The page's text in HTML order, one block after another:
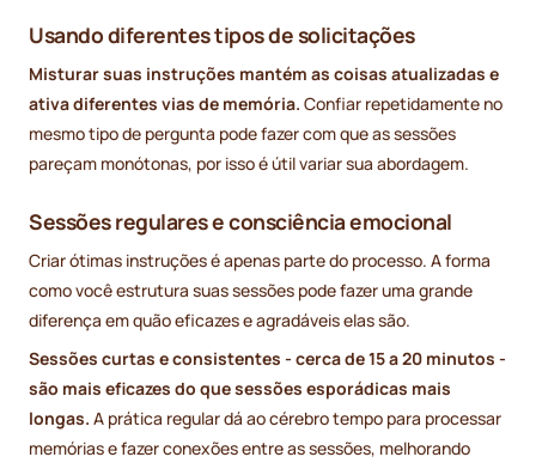
Usando diferentes tipos de solicitações
Misturar suas instruções mantém as coisas atualizadas e
ativa diferentes vias de memória. Confiar repetidamente no
mesmo tipo de pergunta pode fazer com que as sessões
pareçam monótonas, por isso é útil variar sua abordagem.
Sessões regulares e consciência emocional
Criar ótimas instruções é apenas parte do processo. A forma
como você estrutura suas sessões pode fazer uma grande
diferença em quão eficazes e agradáveis elas são.
Sessões curtas e consistentes - cerca de 15 a 20 minutos -
são mais eficazes do que sessões esporádicas mais
longas. A prática regular dá ao cérebro tempo para processar
memórias e fazer conexões entre as sessões, melhorando